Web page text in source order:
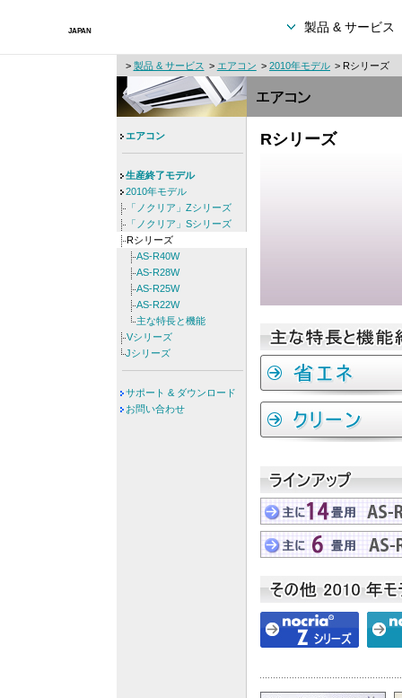
製品 & サービス
> 製品 & サービス > エアコン >2010年モデル > Rシリーズ
Rシリーズ
エアコン
生産終了モデル
2010年モデル
「ノクリア」Zシリーズ
「ノクリア」Sシリーズ
Rシリーズ
AS-R40W
AS-R28W
AS-R25W
AS-R22W
主な特長と機能
Vシリーズ
Jシリーズ
サポート & ダウンロード
お問い合わせ